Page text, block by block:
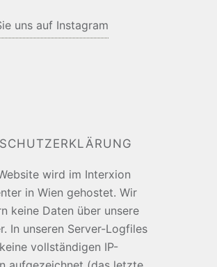
uns auf Instagram
wird im Interxion
in Wien gehostet. Wir
keine Daten über unsere
In unseren Server-Logfiles
voll­ständigen IP-